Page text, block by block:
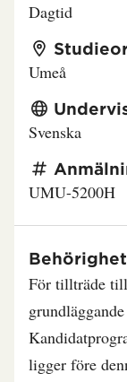
Dagtid
Umeå
Svenska
UMU-5200H
Behörighet
För tillträde
ligger före